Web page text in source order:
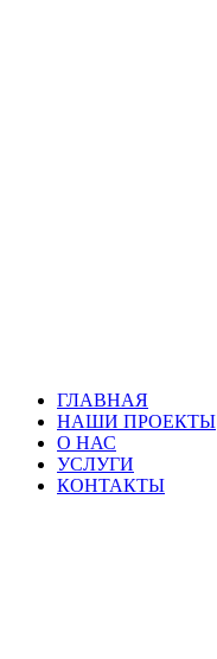
ГЛАВНАЯ
НАШИ ПРОЕКТЫ
О НАС
УСЛУГИ
КОНТАКТЫ